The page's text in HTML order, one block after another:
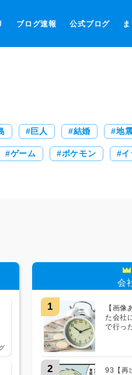
ブログ速報 公式ブログ
巨人 結婚 地
ゲーム ポケモン イ
会
1
【画像
た会社
で行っ
2
93【再